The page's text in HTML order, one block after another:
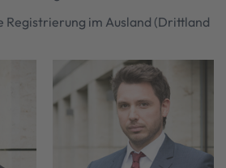
Registrierung im Ausland (Drittland